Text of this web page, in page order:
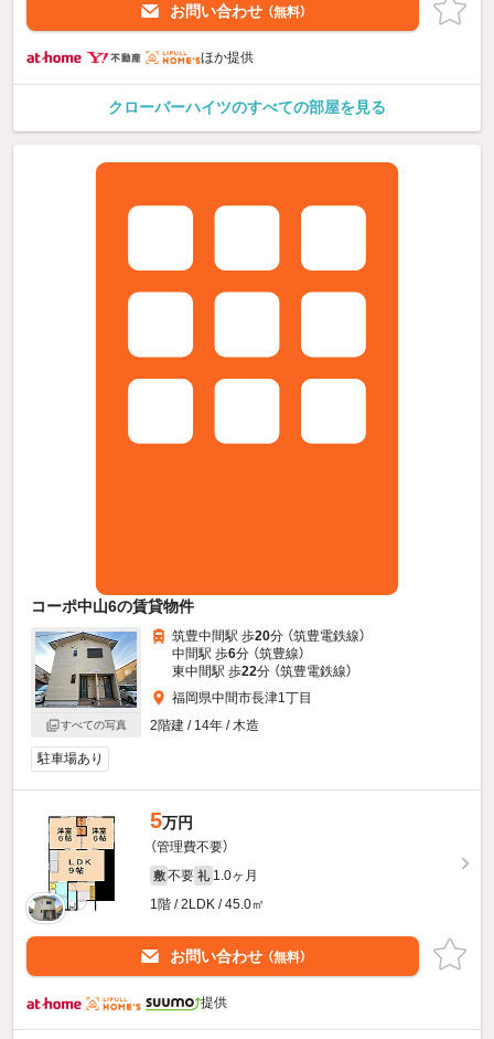
お問い合わせ （無料）
ほか提供
クローバーハイツのすべての部屋を見る
コーポ中山6の賃貸物件
すべての写真
筑豊中間駅 歩20分 （筑豊電鉄線）
中間駅 歩6分 （筑豊線）
東中間駅 歩22分 （筑豊電鉄線）
福岡県中間市長津1丁目
2階建 / 14年 / 木造
駐車場あり
5万円
（管理費不要）
敷 不要 礼 1.0ヶ月
1階 / 2LDK / 45.0㎡
お問い合わせ （無料）
提供